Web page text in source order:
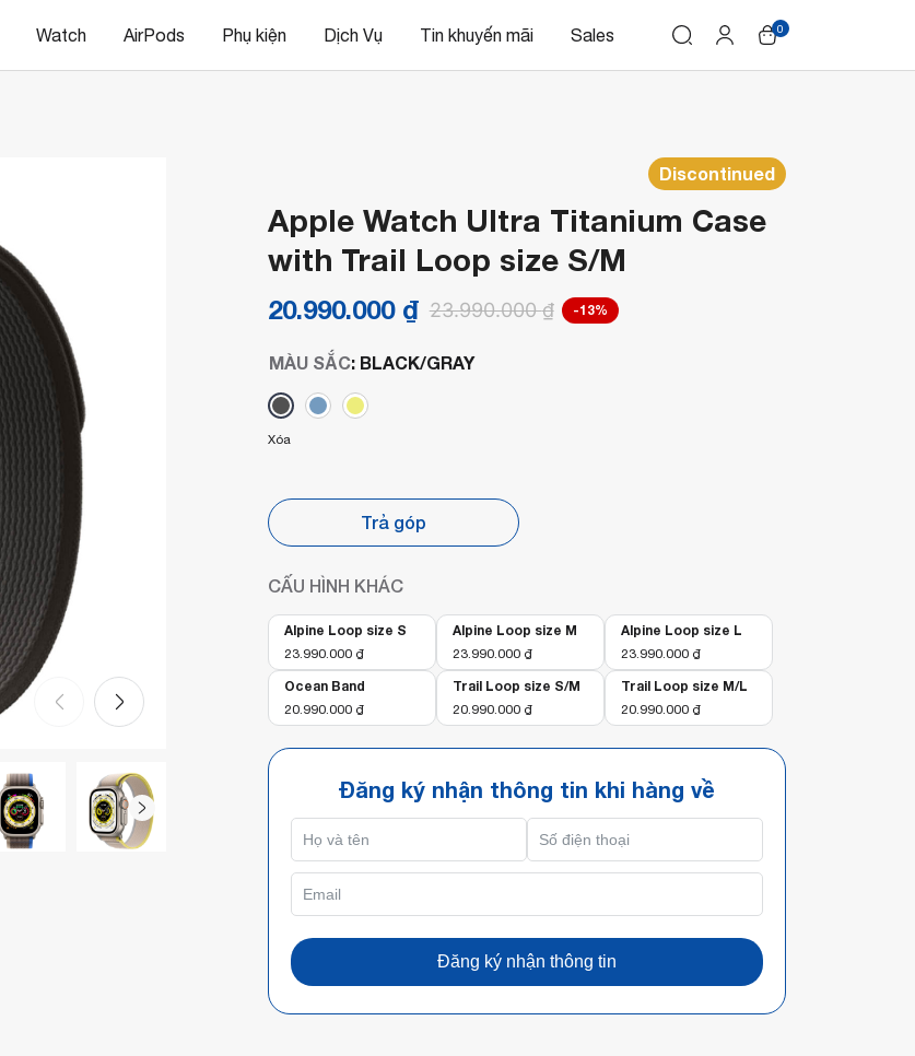
Watch AirPods Phụ kiện Dịch Vụ Tin khuyến mãi Sales 0
Discontinued
Apple Watch Ultra Titanium Case
with Trail Loop size S/M
23.990.000₫
20.990.000 ₫ -13%
MÀU SẮC: BLACK/GRAY
Xóa
Trả góp
CẤU HÌNH KHÁC
Alpine Loop size S
23.990.000 ₫
Alpine Loop size M
23.990.000 ₫
Alpine Loop size L
23.990.000 ₫
Ocean Band
20.990.000 ₫
Trail Loop size S/M
20.990.000 ₫
Trail Loop size M/L
20.990.000 ₫
Đăng ký nhận thông tin khi hàng về
Đăng ký nhận thông tin